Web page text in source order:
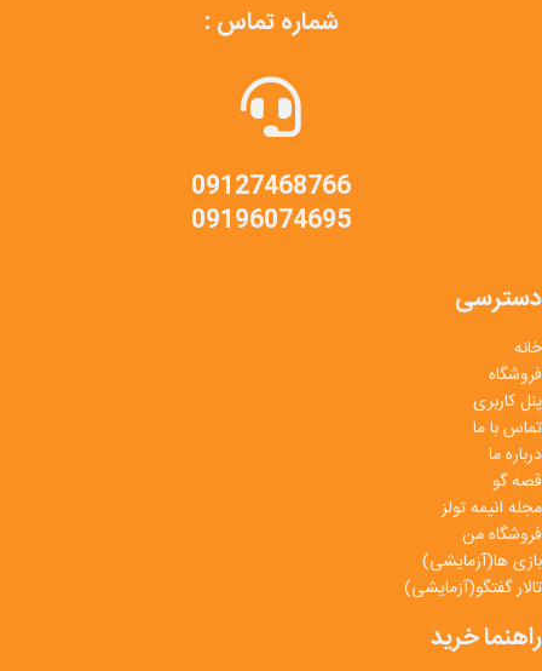
شماره تماس :
09127468766
09196074695
دسترسی
خانه
فروشگاه
پنل کاربری
تماس با ما
درباره ما
قصه گو
مجله انیمه تولز
فروشگاه من
بازی ها(آزمایشی)
تالار گفتگو(آزمایشی)
راهنما خرید